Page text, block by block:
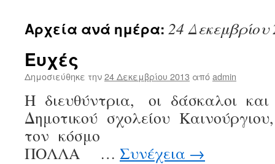
Αρχεία ανά ημέρα: 24 Δεκεμβρίου
Ευχές
Δημοσιεύθηκε την24 Δεκεμβρίου 2013 απόadmin
Η διευθύντρια, οι δάσκαλοι
Δημοτικού σχολείου
τον κόσμο
ΠΟΛΛΑ … Συνέχεια →